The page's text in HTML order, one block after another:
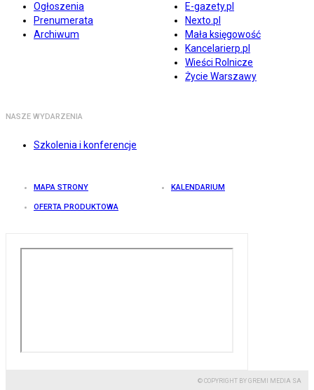
Ogłoszenia
Prenumerata
Archiwum
E-gazety.pl
Nexto.pl
Mała księgowość
Kancelarierp.pl
Wieści Rolnicze
Życie Warszawy
NASZE WYDARZENIA
Szkolenia i konferencje
MAPA STRONY KALENDARIUM
OFERTA PRODUKTOWA
© COPYRIGHT BY GREMI MEDIA SA